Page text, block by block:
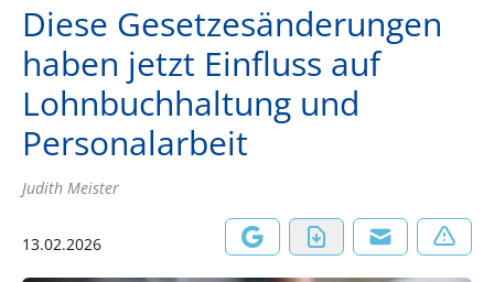
Diese Gesetzesänderungen
haben jetzt Einfluss auf
Lohnbuchhaltung und
Personalarbeit
Judith Meister
13.02.2026